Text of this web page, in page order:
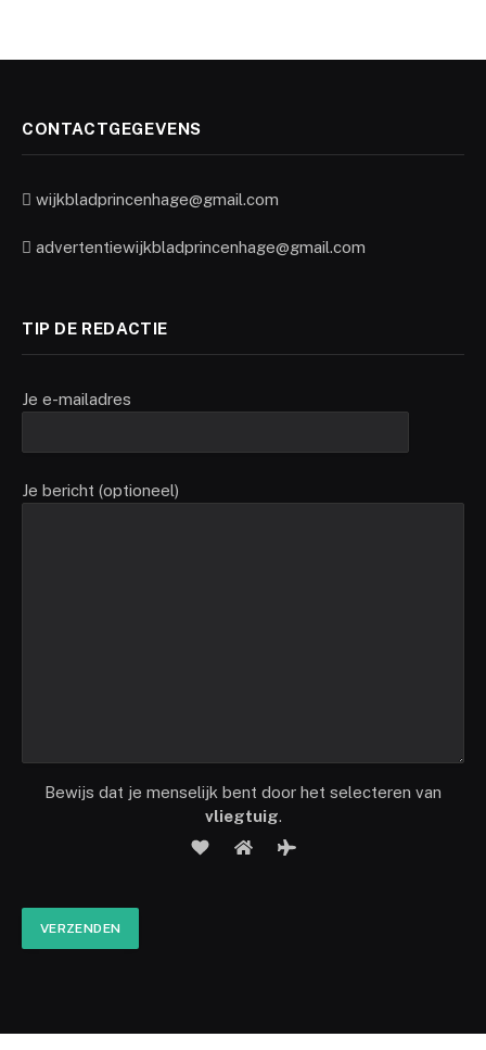
CONTACTGEGEVENS
wijkbladprincenhage@gmail.com
advertentiewijkbladprincenhage@gmail.com
TIP DE REDACTIE
Je e-mailadres
Je bericht (optioneel)
Bewijs dat je menselijk bent door het selecteren van
vliegtuig.